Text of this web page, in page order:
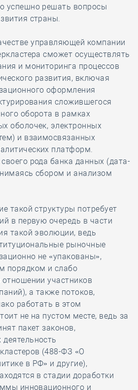
успешно решать вопросы
страны.
управляющей компании
сможет осуществлять
и мониторинга процессов
развития, включая
оформления
сложившегося
оборота в рамках
оболочек, электронных
и взаимосвязанных
платформ.
рода банка данных (дата-
сбором и анализом
такой структуры потребует
в первую очередь в части
такой эволюции, ведь
рыночные
не «упакованы»,
порядком и слабо
участников
а также потоков,
работать в этом
не на пустом месте, ведь за
пакет законов,
(488-ФЗ «О
в РФ» и другие),
в стадии доработки
инновационного и